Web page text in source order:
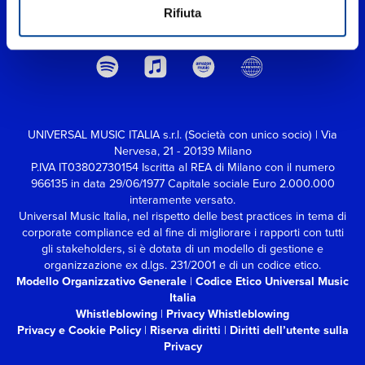
Rifiuta
UNIVERSAL MUSIC ITALIA s.r.l. (Società con unico socio) | Via
Nervesa, 21 - 20139 Milano
P.IVA IT03802730154 Iscritta al REA di Milano con il numero
966135 in data 29/06/1977Capitale sociale Euro 2.000.000
interamente versato.
Universal Music Italia, nel rispetto delle best practices in tema di
corporate compliance ed al fine di migliorare i rapporti con tutti
gli stakeholders,si è dotata di un modello di gestione e
organizzazione ex d.lgs. 231/2001 e di un codice etico.
Modello Organizzativo Generale | Codice Etico Universal Music
Italia
Whistleblowing | Privacy Whistleblowing
Privacy e Cookie Policy| Riserva diritti | Diritti dell’utente sulla
Privacy